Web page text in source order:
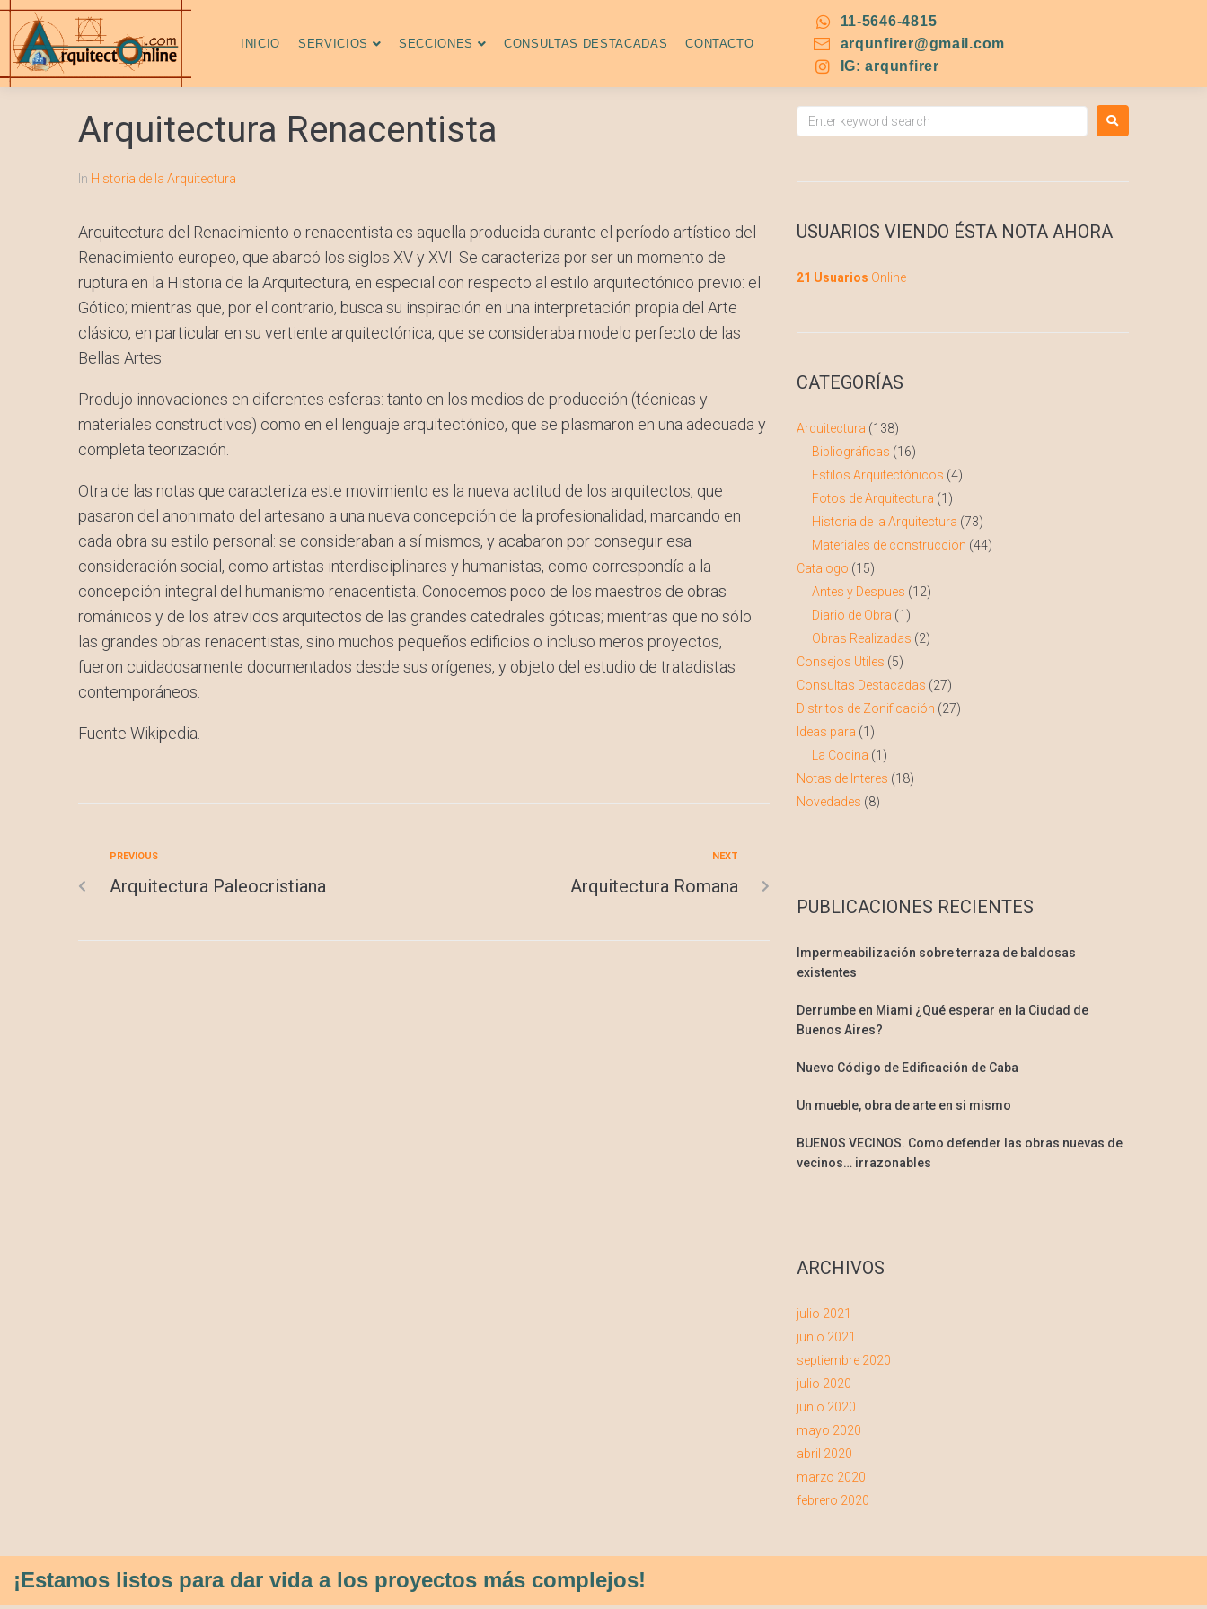
INICIO SERVICIOS SECCIONES CONSULTAS DESTACADAS CONTACTO
11-5646-4815
arqunfirer@gmail.com
IG: arqunfirer
Arquitectura Renacentista
In Historia de la Arquitectura
Arquitectura del Renacimiento o renacentista es aquella producida durante el período artístico del
Renacimiento europeo, que abarcó los siglos XV y XVI. Se caracteriza por ser un momento de
ruptura en la Historia de la Arquitectura, en especial con respecto al estilo arquitectónico previo: el
Gótico; mientras que, por el contrario, busca su inspiración en una interpretación propia del Arte
clásico, en particular en su vertiente arquitectónica, que se consideraba modelo perfecto de las
Bellas Artes.
Produjo innovaciones en diferentes esferas: tanto en los medios de producción (técnicas y
materiales constructivos) como en el lenguaje arquitectónico, que se plasmaron en una adecuada y
completa teorización.
Otra de las notas que caracteriza este movimiento es la nueva actitud de los arquitectos, que
pasaron del anonimato del artesano a una nueva concepción de la profesionalidad, marcando en
cada obra su estilo personal: se consideraban a sí mismos, y acabaron por conseguir esa
consideración social, como artistas interdisciplinares y humanistas, como correspondía a la
concepción integral del humanismo renacentista. Conocemos poco de los maestros de obras
románicos y de los atrevidos arquitectos de las grandes catedrales góticas; mientras que no sólo
las grandes obras renacentistas, sino muchos pequeños edificios o incluso meros proyectos,
fueron cuidadosamente documentados desde sus orígenes, y objeto del estudio de tratadistas
contemporáneos.
Fuente Wikipedia.
PREVIOUS
Arquitectura Paleocristiana
NEXT
Arquitectura Romana
USUARIOS VIENDO ÉSTA NOTA AHORA
21 Usuarios Online
CATEGORÍAS
Arquitectura (138)
Bibliográficas (16)
Estilos Arquitectónicos (4)
Fotos de Arquitectura (1)
Historia de la Arquitectura (73)
Materiales de construcción (44)
Catalogo (15)
Antes y Despues (12)
Diario de Obra (1)
Obras Realizadas (2)
Consejos Utiles (5)
Consultas Destacadas (27)
Distritos de Zonificación (27)
Ideas para (1)
La Cocina (1)
Notas de Interes (18)
Novedades (8)
PUBLICACIONES RECIENTES
Impermeabilización sobre terraza de baldosas
existentes
Derrumbe en Miami ¿Qué esperar en la Ciudad de
Buenos Aires?
Nuevo Código de Edificación de Caba
Un mueble, obra de arte en si mismo
BUENOS VECINOS. Como defender las obras nuevas de
vecinos… irrazonables
ARCHIVOS
julio 2021
junio 2021
septiembre 2020
julio 2020
junio 2020
mayo 2020
abril 2020
marzo 2020
febrero 2020
¡Estamos listos para dar vida a los proyectos más complejos!